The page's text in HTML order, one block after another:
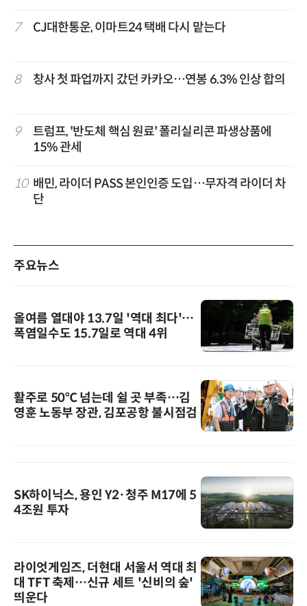
7 CJ대한통운, 이마트24 택배 다시 맡는다
8 창사 첫 파업까지 갔던 카카오…연봉 6.3% 인상 합의
9
트럼프, '반도체 핵심 원료' 폴리실리콘 파생상품에
15% 관세
10 배민, 라이더 PASS 본인인증 도입…무자격 라이더 차
단
주요뉴스
올여름 열대야 13.7일 '역대 최다'…
폭염일수도 15.7일로 역대 4위
활주로 50℃ 넘는데 쉴 곳 부족…김
영훈 노동부 장관, 김포공항 불시점검
SK하이닉스, 용인 Y2·청주 M17에 5
4조원 투자
라이엇게임즈, 더현대 서울서 역대 최
대 TFT 축제…신규 세트 '신비의 숲'
띄운다